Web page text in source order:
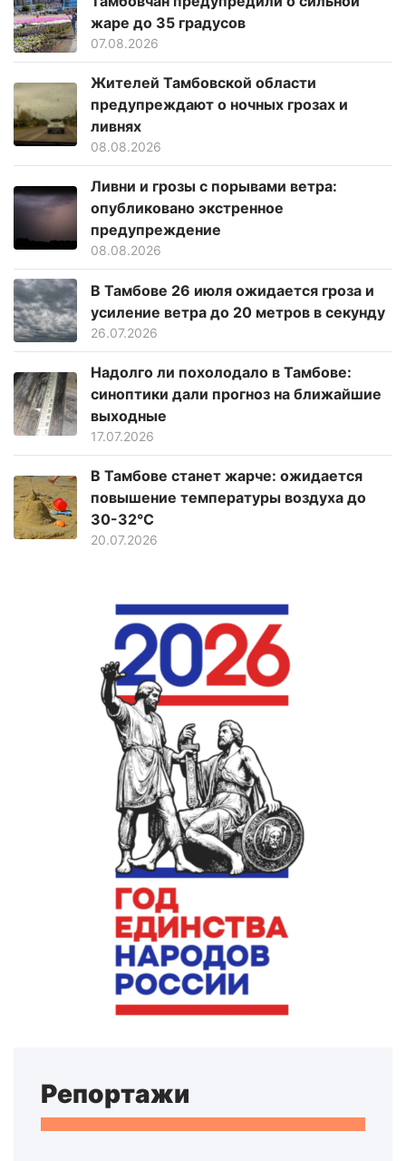
жаре до 35 градусов
07.08.2026
Жителей Тамбовской области
предупреждают о ночных грозах и
ливнях
08.08.2026
Ливни и грозы с порывами ветра:
опубликовано экстренное
предупреждение
08.08.2026
В Тамбове 26 июля ожидается гроза и
усиление ветра до 20 метров в секунду
26.07.2026
Надолго ли похолодало в Тамбове:
синоптики дали прогноз на ближайшие
выходные
17.07.2026
В Тамбове станет жарче: ожидается
повышение температуры воздуха до
30-32°C
20.07.2026
Репортажи